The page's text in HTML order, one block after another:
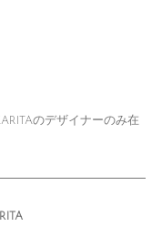
のデザイナーのみ在